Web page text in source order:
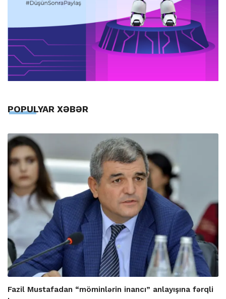
POPULYAR XƏBƏR
Fazil Mustafadan “möminlərin inancı” anlayışına fərqli